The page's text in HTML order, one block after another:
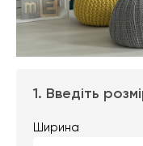
1. Введіть
Ширина